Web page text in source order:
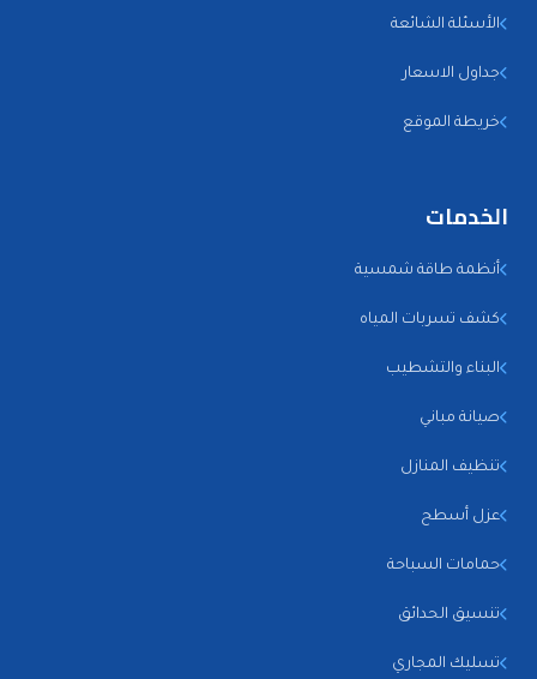
الأسئلة الشائعة
جداول الاسعار
خريطة الموقع
الخدمات
أنظمة طاقة شمسية
كشف تسربات المياه
البناء والتشطيب
صيانة مباني
تنظيف المنازل
عزل أسطح
حمامات السباحة
تنسيق الحدائق
تسليك المجاري